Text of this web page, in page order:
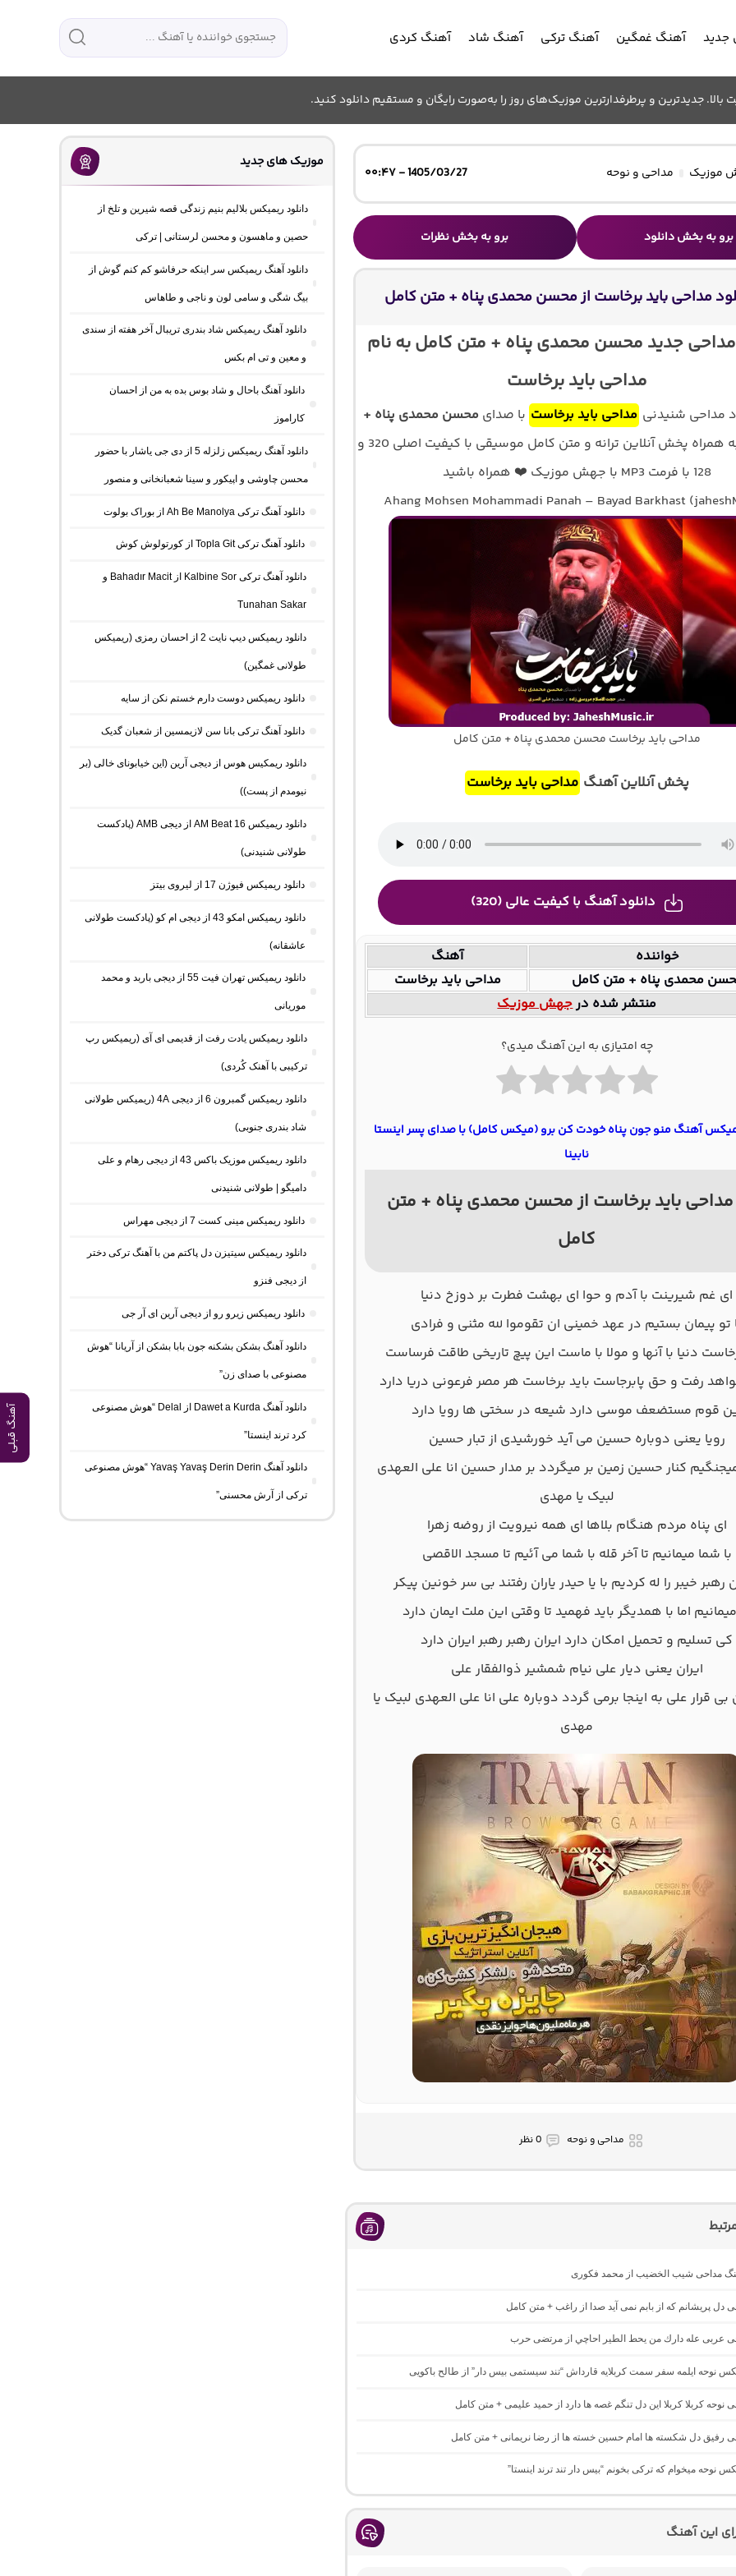
آهنگ قبلی
جدید آهنگ غمگین آهنگ ترکی آهنگ شاد آهنگ کردی
جدیدترین و پرطرفدارترین موزیک‌های روز را به‌صورت رایگان و مستقیم دانلود کنید.
موزیک مداحی و نوحه 1405/03/27 - ۰۰:۴۷
برو به بخش دانلود برو به بخش نظرات
مداحی باید برخاست از محسن محمدی پناه + متن کامل
مداحی جدید محسن محمدی پناه + متن کامل به نام
مداحی باید برخاست
مداحی شنیدنی مداحی باید برخاست با صدای محسن محمدی پناه +
به همراه پخش آنلاین ترانه و متن کامل موسیقی با کیفیت اصلی 320 و
128 با فرمت MP3 با جهش موزیک ❤️ همراه باشید
Ahang Mohsen Mohammadi Panah – Bayad Barkhast
مداحی باید برخاست محسن محمدی پناه + متن کامل
پخش آنلاین آهنگ مداحی باید برخاست
دانلود آهنگ با کیفیت عالی (320)
خواننده
آهنگ
محمدی پناه + متن کامل
مداحی باید برخاست
منتشر شده درجهش موزیک
چه امتیازی به این آهنگ میدی؟
آهنگ منو جون پناه خودت کن برو (میکس کامل) با صدای پسر اینستا
نابینا
باید برخاست از محسن محمدی پناه + متن
کامل
ای غم شیرینت با آدم و حوا ای بهشت فطرت بر دوزخ دنیا
تو پیمان بستیم در عهد خمینی ان تقوموا لله مثنی و فرادی
دنیا با آنها و مولا با ماست این پیچ تاریخی طاقت فرساست
رفت و حق پابرجاست باید برخاست هر مصر فرعونی دریا دارد
قوم مستضعف موسی دارد شیعه در سختی ها رویا دارد
رویا یعنی دوباره حسین می آید خورشیدی از تبار حسین
میجنگیم کنار حسین زمین بر میگردد بر مدار حسین انا علی العهدی
لبیک یا مهدی
ای پناه مردم هنگام بلاها ای همه نیرویت از روضه زهرا
با شما میمانیم تا آخر قله با شما می آئیم تا مسجد الاقصی
رهبر خیبر را له کردیم با یا حیدر یاران رفتند بی سر خونین پیکر
اما با همدیگر باید فهمید تا وقتی این ملت ایمان دارد
کی تسلیم و تحمیل امکان دارد ایران رهبر رهبر ایران دارد
ایران یعنی دیار علی نیام شمشیر ذوالفقار علی
بی قرار علی به اینجا برمی گردد دوباره علی انا علی العهدی لبیک یا
مهدی
مداحی و نوحه 0 نظر
مداحی شیب الخضیب از محمد فکوری
دل پریشانم که از بابم نمی آید صدا از راغب + متن کامل
عربی عله دارك من يحط الطير احاچي از مرتضی حرب
نوحه ایلمه سفر سمت کربلایه قارداش “تند سیستمی بیس دار” از طالح باکویی
نوحه کربلا کربلا این دل تنگم غصه ها دارد از حمید علیمی + متن کامل
رفیق دل شکسته ها امام حسین خسته ها از رضا نریمانی + متن کامل
نوحه میخوام که ترکی بخونم “بیس دار تند ترند اینستا”
این آهنگ
موزیک های جدید
دانلود ریمیکس بلالیم بنیم زندگی قصه شیرین و تلخ از
حصین و ماهسون و محسن لرستانی | ترکی
دانلود آهنگ ریمیکس سر اینکه حرفاشو کم کنم گوش از
بیگ شگی و سامی لون و ناجی و طاهاس
دانلود آهنگ ریمیکس شاد بندری تریبال آخر هفته از سندی
و معین و تی ام بکس
دانلود آهنگ باحال و شاد بوس بده به من از احسان
کاراموز
دانلود آهنگ ریمیکس زلزله 5 از دی جی یاشار با حضور
محسن چاوشی و اپیکور و سینا شعبانخانی و منصور
دانلود آهنگ ترکی Ah Be Manolya از بوراک بولوت
دانلود آهنگ ترکی Topla Git از کورتولوش کوش
دانلود آهنگ ترکی Kalbine Sor از Bahadır Macit و
Tunahan Sakar
دانلود ریمیکس دیپ نایت 2 از احسان رمزی (ریمیکس
طولانی غمگین)
دانلود ریمیکس دوست دارم خستم نکن از سایه
دانلود آهنگ ترکی بانا سن لازیمسین از شعبان گدیک
دانلود ریمکیس هوس از دیجی آرین (این خیابونای خالی (بر
نیومدم از پست))
دانلود ریمیکس AM Beat 16 از دیجی AMB (پادکست
طولانی شنیدنی)
دانلود ریمیکس فیوژن 17 از لیروی بیتز
دانلود ریمیکس امکو 43 از دیجی ام کو (پادکست طولانی
عاشقانه)
دانلود ریمیکس تهران فیت 55 از دیجی باربد و محمد
موریانی
دانلود ریمیکس یادت رفت از قدیمی ای آی (ریمیکس رپ
ترکیبی با آهنک کُردی)
دانلود ریمیکس گمبرون 6 از دیجی 4A (ریمیکس طولانی
شاد بندری جنوبی)
دانلود ریمیکس موزیک باکس 43 از دیجی رهام و علی
دامیگو | طولانی شنیدنی
دانلود ریمیکس مینی کست 7 از دیجی مهراس
دانلود ریمیکس سیتیزن دل پاکتم من با آهنگ ترکی دختر
از دیجی فنزو
دانلود ریمیکس زیرو رو از دیجی آرین ای آر جی
دانلود آهنگ بشکن بشکنه جون بابا بشکن از آریانا “هوش
مصنوعی با صدای زن”
دانلود آهنگ Dawet a Kurda از Delal “هوش مصنوعی
کرد ترند اینستا”
دانلود آهنگ Yavaş Yavaş Derin Derin “هوش مصنوعی
ترکی از آرش محسنی”